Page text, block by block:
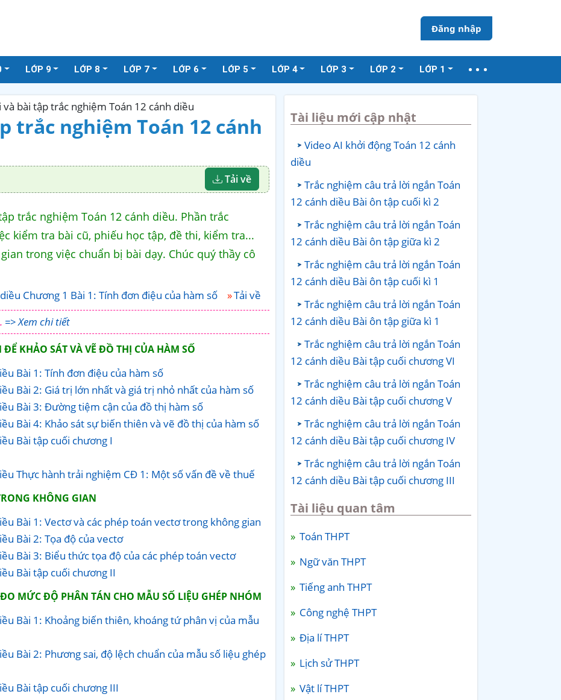
Đăng nhập
LỚP 9 LỚP 8 LỚP 7 LỚP 6 LỚP 5 LỚP 4 LỚP 3 LỚP 2 LỚP 1
và bài tập trắc nghiệm Toán 12 cánh diều
trắc nghiệm Toán 12 cánh
Tải về
trắc nghiệm Toán 12 cánh diều. Phần trắc
kiểm tra bài cũ, phiếu học tập, đề thi, kiểm tra...
trong việc chuẩn bị bài dạy. Chúc quý thầy cô
Chương 1 Bài 1: Tính đơn điệu của hàm số
Tải về
=> Xem chi tiết
KHẢO SÁT VÀ VẼ ĐỒ THỊ CỦA HÀM SỐ
Bài 1: Tính đơn điệu của hàm số
Bài 2: Giá trị lớn nhất và giá trị nhỏ nhất của hàm số
Bài 3: Đường tiệm cận của đồ thị hàm số
Bài 4: Khảo sát sự biến thiên và vẽ đồ thị của hàm số
Bài tập cuối chương I
Thực hành trải nghiệm CĐ 1: Một số vấn đề về thuế
KHÔNG GIAN
Bài 1: Vectơ và các phép toán vectơ trong không gian
Bài 2: Tọa độ của vectơ
Bài 3: Biểu thức tọa độ của các phép toán vectơ
Bài tập cuối chương II
MỨC ĐỘ PHÂN TÁN CHO MẪU SỐ LIỆU GHÉP NHÓM
Bài 1: Khoảng biến thiên, khoáng tứ phân vị của mẫu
Bài 2: Phương sai, độ lệch chuẩn của mẫu số liệu ghép
Bài tập cuối chương III
Tài liệu mới cập nhật
Video AI khởi động Toán 12 cánh
diều
Trắc nghiệm câu trả lời ngắn Toán
12 cánh diều Bài ôn tập cuối kì 2
Trắc nghiệm câu trả lời ngắn Toán
12 cánh diều Bài ôn tập giữa kì 2
Trắc nghiệm câu trả lời ngắn Toán
12 cánh diều Bài ôn tập cuối kì 1
Trắc nghiệm câu trả lời ngắn Toán
12 cánh diều Bài ôn tập giữa kì 1
Trắc nghiệm câu trả lời ngắn Toán
12 cánh diều Bài tập cuối chương VI
Trắc nghiệm câu trả lời ngắn Toán
12 cánh diều Bài tập cuối chương V
Trắc nghiệm câu trả lời ngắn Toán
12 cánh diều Bài tập cuối chương IV
Trắc nghiệm câu trả lời ngắn Toán
12 cánh diều Bài tập cuối chương III
Tài liệu quan tâm
Toán THPT
Ngữ văn THPT
Tiếng anh THPT
Công nghệ THPT
Địa lí THPT
Lịch sử THPT
Vật lí THPT